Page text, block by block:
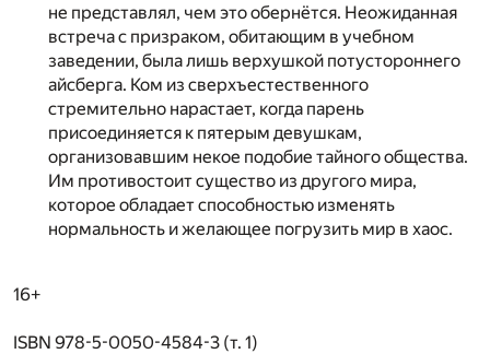
не представлял, чем это обернётся. Неожиданная
встреча с призраком, обитающим в учебном
заведении, была лишь верхушкой потустороннего
айсберга. Ком из сверхъестественного
стремительно нарастает, когда парень
присоединяется к пятерым девушкам,
организовавшим некое подобие тайного общества.
Им противостоит существо из другого мира,
которое обладает способностью изменять
нормальность и желающее погрузить мир в хаос.
16+
ISBN 978-5-0050-4584-3 (т. 1)